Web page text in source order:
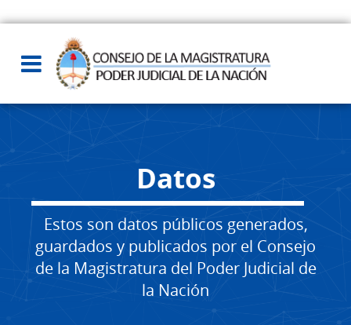
Datos
Estos son datos públicos generados,
guardados y publicados por el Consejo
de la Magistratura del Poder Judicial de
la Nación